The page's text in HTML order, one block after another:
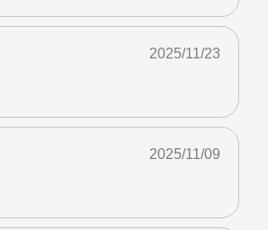
2025/11/23
2025/11/09